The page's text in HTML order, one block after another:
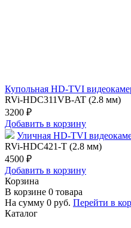
Купольная HD-TVI
RVi-HDC311VB-AT (2.8 мм)
3200 ₽
Добавить в корзину
Уличная HD-TVI
RVi-HDC421-T (2.8 мм)
4500 ₽
Добавить в корзину
Корзина
В корзине 0 товара
На сумму 0 руб. Перейти в
Каталог